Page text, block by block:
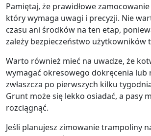
Pamiętaj, że prawidłowe
który wymaga uwagi i precyzji. Nie
czasu ani środków na ten etap,
zależy bezpieczeństwo użytkowników
Warto również mieć na uwadze, że
wymagać okresowego dokręcenia lub
zwłaszcza po pierwszych kilku
Grunt może się lekko osiadać, a pasy
rozciągnąć.
Jeśli planujesz zimowanie trampoliny